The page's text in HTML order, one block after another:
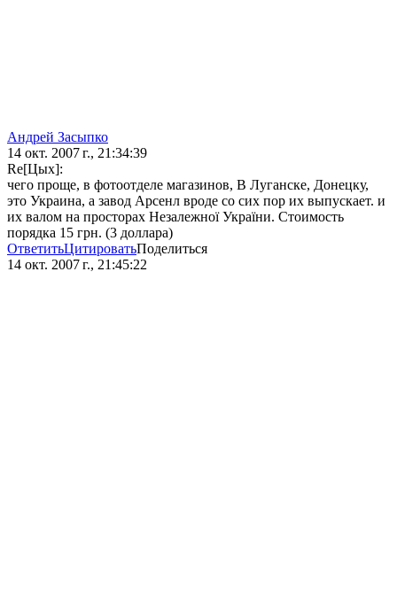
Андрей Засыпко
14 окт. 2007 г., 21:34:39
Re[Цых]:
чего проще, в фотоотделе магазинов, В Луганске, Донецку,
это Украина, а завод Арсенл вроде со сих пор их выпускает. и
их валом на просторах Незалежної України. Стоимость
порядка 15 грн. (3 доллара)
ОтветитьЦитироватьПоделиться
14 окт. 2007 г., 21:45:22